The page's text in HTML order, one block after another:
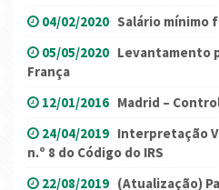
04/02/2020 Salário mínimo
05/05/2020 Levantamento
França
12/01/2016 Madrid –
24/04/2019 Interpretação
n.º 8 do Código do IRS
22/08/2019 (Atualização)